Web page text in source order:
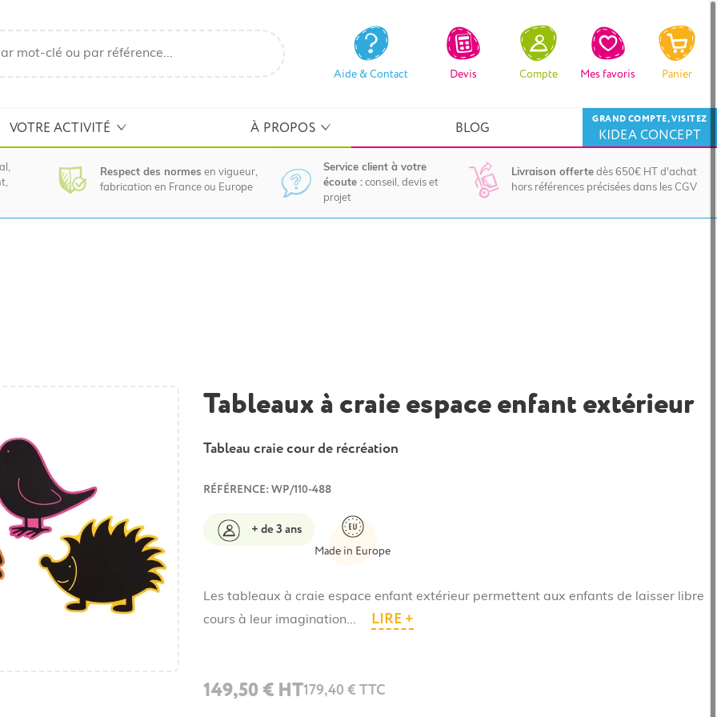
Aide & Contact Devis Compte Mes favoris Panier
VOTRE ACTIVITÉ À PROPOS BLOG KIDEA CONCEPT
GRAND COMPTE, VISITEZ
Respect des normes en vigueur,
fabrication en France ou Europe
Service client à votre
écoute : conseil, devis et
projet
Livraison offerte dès 650€ HT d'achat
hors références précisées dans les CGV
Tableaux à craie espace enfant extérieur
Tableau craie cour de récréation
RÉFÉRENCE: WP/110-488
+ de 3 ans
Made in Europe
Les tableaux à craie espace enfant extérieur permettent aux enfants de laisser libre
cours à leur imagination...
LIRE +
149,50 € HT179,40 € TTC